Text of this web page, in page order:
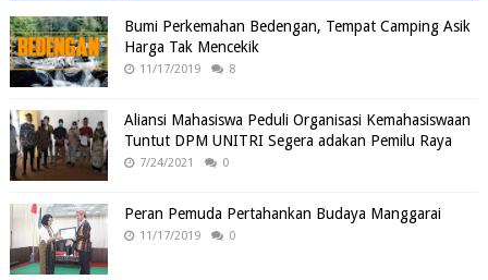
Bumi Perkemahan Bedengan, Tempat Camping Asik
Harga Tak Mencekik
11/17/2019 8
Aliansi Mahasiswa Peduli Organisasi Kemahasiswaan
Tuntut DPM UNITRI Segera adakan Pemilu Raya
7/24/2021 0
Peran Pemuda Pertahankan Budaya Manggarai
11/17/2019 0